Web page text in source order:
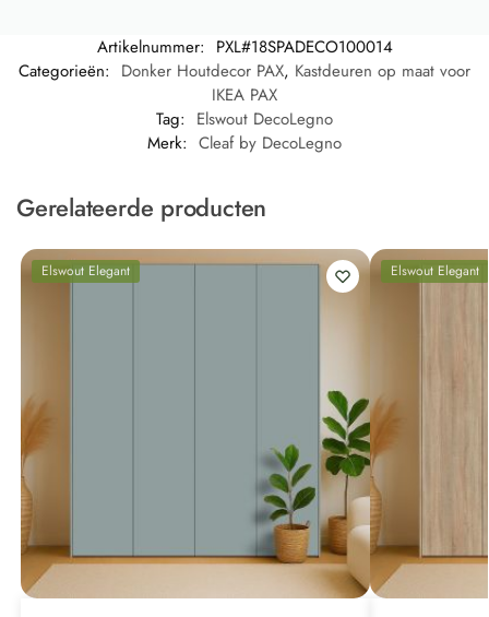
Artikelnummer: PXL#18SPADECO100014
Categorieën: Donker Houtdecor PAX, Kastdeuren op maat voor
IKEA PAX
Tag: Elswout DecoLegno
Merk: Cleaf by DecoLegno
Gerelateerde producten
Elswout Elegant Elswout Elegant